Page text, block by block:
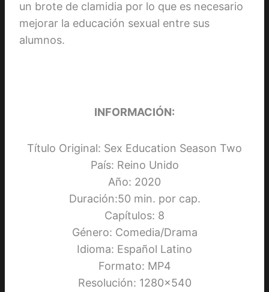
un brote de clamidia por lo que es necesario
mejorar la educación sexual entre sus
alumnos.
INFORMACIÓN:
Título Original: Sex Education Season Two
País: Reino Unido
Año: 2020
Duración:50 min. por cap.
Capítulos: 8
Género: Comedia/Drama
Idioma: Español Latino
Formato: MP4
Resolución: 1280×540